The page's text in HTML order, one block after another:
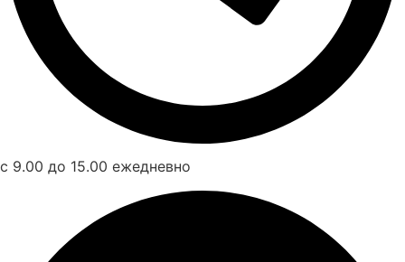
с 9.00 до 15.00 ежедневно